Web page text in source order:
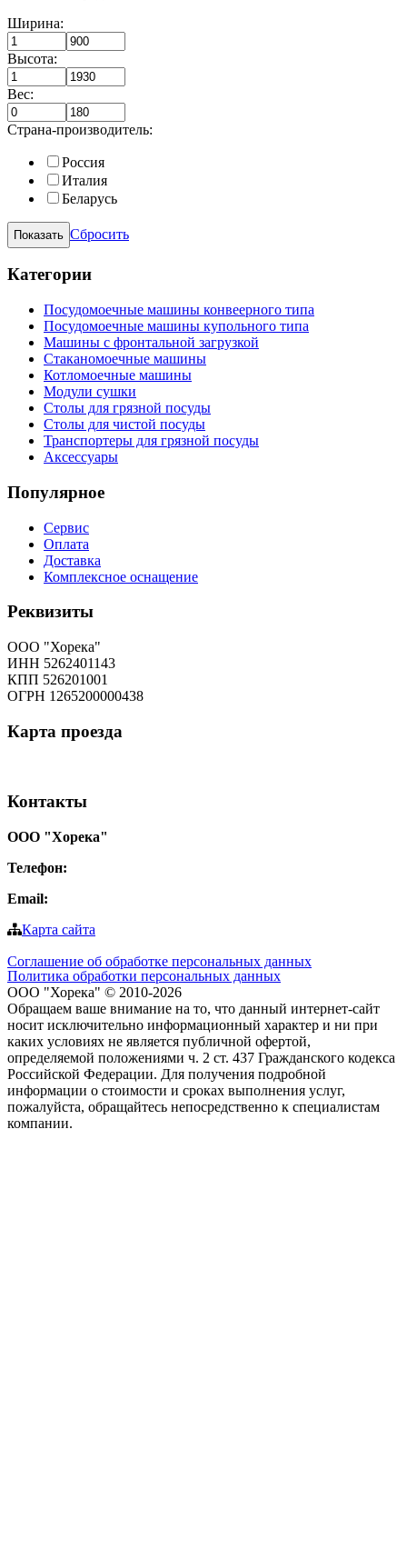
Ширина:
Высота:
Вес:
Страна-производитель:
Россия
Италия
Беларусь
Сбросить
Категории
Посудомоечные машины конвеерного типа
Посудомоечные машины купольного типа
Машины с фронтальной загрузкой
Стаканомоечные машины
Котломоечные машины
Модули сушки
Столы для грязной посуды
Столы для чистой посуды
Транспортеры для грязной посуды
Аксессуары
Популярное
Сервис
Оплата
Доставка
Комплексное оснащение
Реквизиты
ООО "Хорека"
ИНН 5262401143
КПП 526201001
ОГРН 1265200000438
Карта проезда
Контакты
ООО "Хорека"
Телефон:
Email:
Карта сайта
Соглашение об обработке персональных данных
Политика обработки персональных данных
ООО "Хорека" © 2010-2026
Обращаем ваше внимание на то, что данный интернет-сайт
носит исключительно информационный характер и ни при
каких условиях не является публичной офертой,
определяемой положениями ч. 2 ст. 437 Гражданского кодекса
Российской Федерации. Для получения подробной
информации о стоимости и сроках выполнения услуг,
пожалуйста, обращайтесь непосредственно к специалистам
компании.